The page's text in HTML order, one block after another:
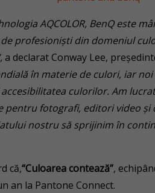
AQCOLOR, BenQ este
profesioniști din domeniul
a declarat Conway Lee,
în materie de culori, iar noi
culorilor. Am
pentru fotografi, editori video și
nostru să sprijinim în
că,“Culoarea contează”,
an la Pantone Connect.